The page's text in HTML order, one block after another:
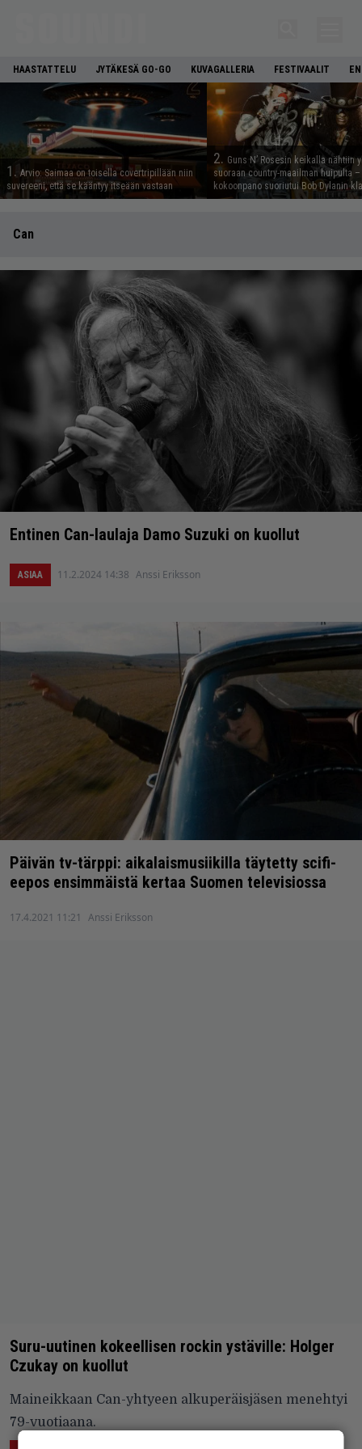
HAASTATTELU JYTÄKESÄ GO-GO KUVAGALLERIA FESTIVAALIT
1. Arvio: Saimaa on toisella covertripillään niin
suvereeni, että se kääntyy itseään vastaan
2. Guns N’ Rosesin keikalla nähtiin
suoraan country-maailman huipulta
kokoonpano suoriutui Bob Dylanin
Can
Entinen Can-laulaja Damo Suzuki on kuollut
ASIAA 11.2.2024 14:38 Anssi Eriksson
Päivän tv-tärppi: aikalaismusiikilla täytetty scifi-
eepos ensimmäistä kertaa Suomen televisiossa
17.4.2021 11:21 Anssi Eriksson
Suru-uutinen kokeellisen rockin ystäville: Holger
Czukay on kuollut
Maineikkaan Can-yhtyeen alkuperäisjäsen menehtyi
79-vuotiaana.